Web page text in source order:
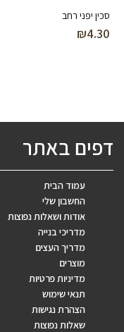
סכין יפני רחב
₪4.30
דפים באתר
עמוד הבית
החשבון שלי
אודות ושאלות נפוצות
מדריכי בנייה
מדריך העצים
מוצרים
מדיניות פרטיות
תנאי שימוש
הצהרת נגישות
שאלות נפוצות